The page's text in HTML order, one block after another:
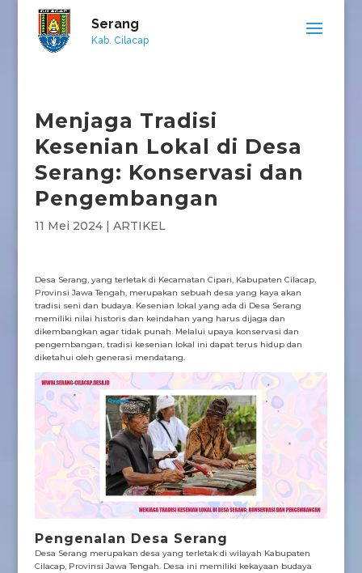
Serang
Kab. Cilacap
Menjaga Tradisi
Kesenian Lokal di Desa
Serang: Konservasi dan
Pengembangan
11 Mei 2024| ARTIKEL
Desa Serang, yang terletak di Kecamatan Cipari, Kabupaten Cilacap,
Provinsi Jawa Tengah, merupakan sebuah desa yang kaya akan
tradisi seni dan budaya. Kesenian lokal yang ada di Desa Serang
memiliki nilai historis dan keindahan yang harus dijaga dan
dikembangkan agar tidak punah. Melalui upaya konservasi dan
pengembangan, tradisi kesenian lokal ini dapat terus hidup dan
diketahui oleh generasi mendatang.
Pengenalan Desa Serang
Desa Serang merupakan desa yang terletak di wilayah Kabupaten
Cilacap, Provinsi Jawa Tengah. Desa ini memiliki kekayaan budaya